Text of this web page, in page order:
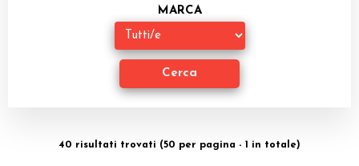
Giochi di Carte Collezionabili
MARCA
40 risultati trovati (50 per pagina - 1 in totale)